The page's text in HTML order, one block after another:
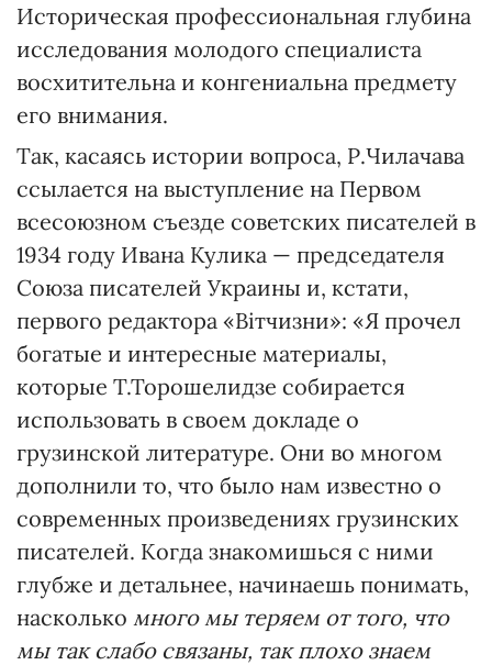
Историческая профессиональная глубина
исследования молодого специалиста
восхитительна и конгениальна предмету
его внимания.
Так, касаясь истории вопроса, Р.Чилачава
ссылается на выступление на Первом
всесоюзном съезде советских писателей в
1934 году Ивана Кулика — председателя
Союза писателей Украины и, кстати,
первого редактора «Вітчизни»: «Я прочел
богатые и интересные материалы,
которые Т.Торошелидзе собирается
использовать в своем докладе о
грузинской литературе. Они во многом
дополнили то, что было нам известно о
современных произведениях грузинских
писателей. Когда знакомишься с ними
глубже и детальнее, начинаешь понимать,
насколько много мы теряем от того, что
мы так слабо связаны, так плохо знаем